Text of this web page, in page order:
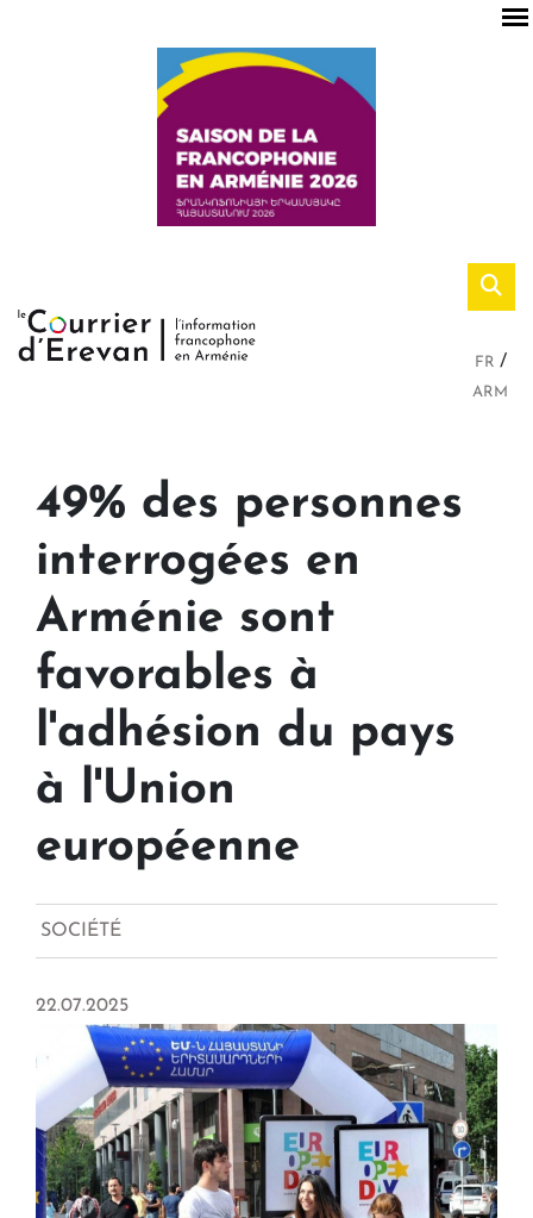
FR
ARM
49% des personnes
interrogées en
Arménie sont
favorables à
l'adhésion du pays
à l'Union
européenne
SOCIÉTÉ
22.07.2025